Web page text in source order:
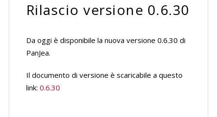
Rilascio versione 0.6.30
Da oggi è disponibile la nuova versione 0.6.30 di
PanJea.
Il documento di versione è scaricabile a questo
link: 0.6.30